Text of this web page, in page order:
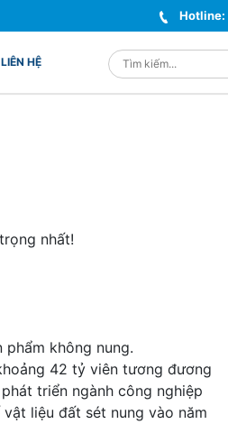
Hotline:
LIÊN HỆ
nhất!
không nung.
42 tỷ viên tương đương
triển ngành công nghiệp
liệu đất sét nung vào năm